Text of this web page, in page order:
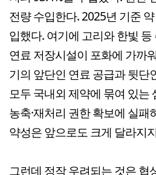
전량 수입한다. 2025년 기준
입했다. 여기에 고리와 한빛
연료 저장시설이 포화에 가까
기의 앞단인 연료 공급과 뒷단
모두 국내외 제약에 묶여 있는
농축·재처리 권한 확보에 실패
약성은 앞으로도 크게 달라지
그런데 정작 우려되는 것은 협